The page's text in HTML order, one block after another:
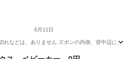
6月11日
れなどは、ありません ズボンの内側、背中辺に、
キッズ用品